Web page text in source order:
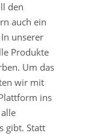
den
auch ein
unserer
Produkte
Um das
wir mit
ins
gibt. Statt